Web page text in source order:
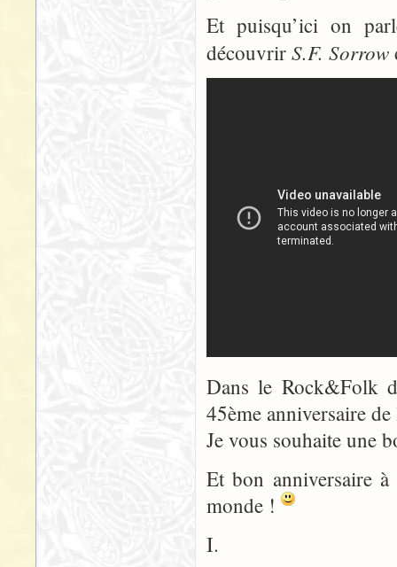
Et puisqu’ici on
découvrir S.F. Sorrow
Dans le Rock&Folk
45ème anniversaire
Je vous souhaite une
Et bon anniversaire
monde !
I.